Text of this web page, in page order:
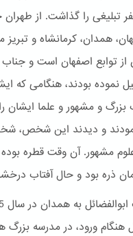
تبلیغی را گذاشت. از
همدان، کرمانشاه و
از توابع اصفهان است و جناب
بودند، هنگامی که
بزرگ و مشهور و علما
و دیدند این شخص،
مشهور. آن وقت قطره
ذره بود و حال آفتاب
هنگام ورود، در مدرسه